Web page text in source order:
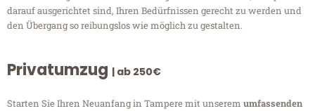
darauf ausgerichtet sind, Ihren Bedürfnissen gerecht zu werden und
den Übergang so reibungslos wie möglich zu gestalten.
Privatumzug | ab 250€
Starten Sie Ihren Neuanfang in Tampere mit unserem umfassenden